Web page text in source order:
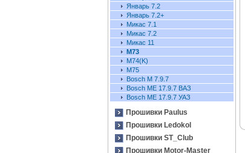
Январь 7.2
Январь 7.2+
Микас 7.1
Микас 7.2
Микас 11
М73
М74(K)
М75
Bosch M 7.9.7
Bosch ME 17.9.7 ВАЗ
Bosch ME 17.9.7 УАЗ
Прошивки Paulus
Прошивки Ledokol
Прошивки ST_Club
Прошивки Motor-Master